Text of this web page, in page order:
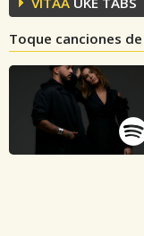
Toque canciones